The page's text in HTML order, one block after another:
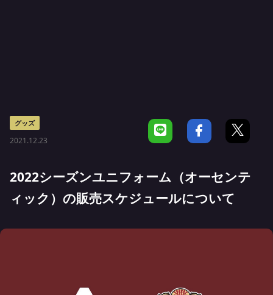
グッズ
2021.12.23
2022シーズンユニフォーム（オーセンテ
ィック）の販売スケジュールについて